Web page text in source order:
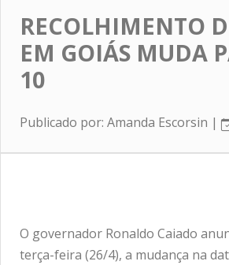
RECOLHIMENTO
EM GOIÁS MUDA
10
Publicado por: Amanda Escorsin |
O governador Ronaldo Caiado
terça-feira (26/4), a mudança na